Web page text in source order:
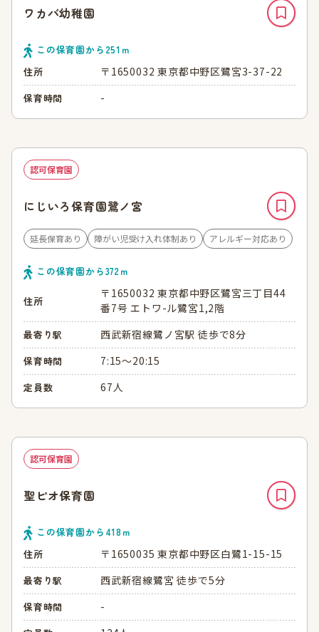
ワカバ幼稚園
この保育園から 251 ｍ
住所
〒1650032 東京都中野区鷺宮3-37-22
保育時間 -
認可保育園
にじいろ保育園鷺ノ宮
延長保育あり 障がい児受け入れ体制あり アレルギー対応あり
この保育園から372ｍ
住所
〒1650032 東京都中野区鷺宮三丁目44
番7号 エトワ-ル鷺宮1,2階
最寄り駅 西武新宿線鷺ノ宮駅 徒歩で8分
保育時間 7:15～20:15
定員数 67人
認可保育園
聖ピオ保育園
この保育園から 418ｍ
住所
〒1650035 東京都中野区白鷺1-15-15
最寄り駅 西武新宿線鷺宮 徒歩で5分
保育時間 -